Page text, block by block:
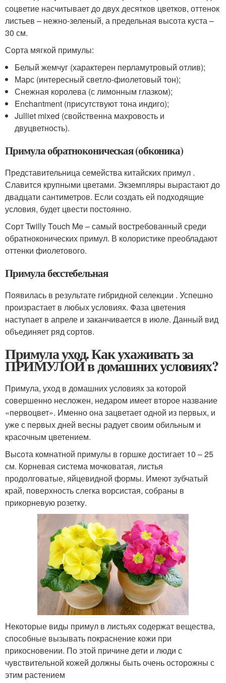
соцветие насчитывает до двух десятков цветков, оттенок
листьев – нежно-зеленый, а предельная высота куста –
30 см.
Сорта мягкой примулы:
Белый жемчуг (характерен перламутровый отлив);
Марс (интересный светло-фиолетовый тон);
Снежная королева (с лимонным глазком);
Enchantment (присутствуют тона индиго);
Julliet mixed (свойственна махровость и
двуцветность).
Примула обратноконическая (обконика)
Представительница семейства китайских примул .
Славится крупными цветами. Экземпляры вырастают до
двадцати сантиметров. Если создать ей подходящие
условия, будет цвести постоянно.
Сорт Twilly Touch Me – самый востребованный среди
обратноконических примул. В колористике преобладают
оттенки фиолетового.
Примула бесстебельная
Появилась в результате гибридной селекции . Успешно
произрастает в любых условиях. Фаза цветения
наступает в апреле и заканчивается в июле. Данный вид
объединяет ряд сортов.
Примула уход. Как ухаживать за
ПРИМУЛОЙ в домашних условиях?
Примула, уход в домашних условиях за которой
совершенно несложен, недаром имеет второе название
«первоцвет». Именно она зацветает одной из первых, и
уже с первых дней весны радует своим обильным и
красочным цветением.
Высота комнатной примулы в горшке достигает 10 – 25
см. Корневая система мочковатая, листья
продолговатые, яйцевидной формы. Имеют зубчатый
край, поверхность слегка ворсистая, собраны в
прикорневую розетку.
Некоторые виды примул в листьях содержат вещества,
способные вызывать покраснение кожи при
прикосновении. По этой причине дети и люди с
чувствительной кожей должны быть очень осторожны с
этим растением